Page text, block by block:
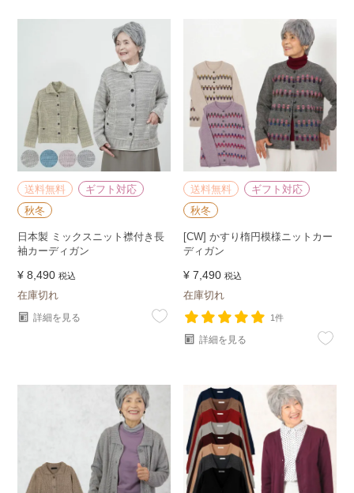
送料無料
ギフト対応
秋冬
日本製 ミックスニット襟付き長
袖カーディガン
¥ 8,490 税込
在庫切れ
詳細を見る
送料無料
ギフト対応
秋冬
[CW] かすり楕円模様ニットカー
ディガン
¥ 7,490 税込
在庫切れ
1件
詳細を見る